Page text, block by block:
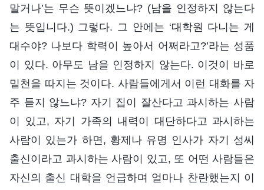
말거나’는 무슨 뜻이겠느냐? (남을 인정하지 않는다
는 뜻입니다.) 그렇다. 그 안에는 ‘대학원 다니는 게
대수야? 나보다 학력이 높아서 어쩌라고?’라는 성품
이 있다. 아무도 남을 인정하지 않는다. 이것이 바로
밑천을 따지는 것이다. 사람들에게서 이런 대화를 자
주 듣지 않느냐? 자기 집이 잘산다고 과시하는 사람
이 있고, 자기 가족의 내력이 대단하다고 과시하는
사람이 있는가 하면, 황제나 유명 인사가 자기 성씨
출신이라고 과시하는 사람이 있고, 또 어떤 사람들은
자신의 출신 대학을 언급하며 얼마나 찬란했는지 이